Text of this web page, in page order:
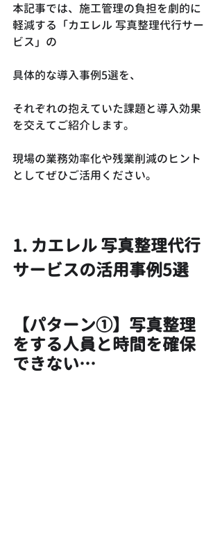
本記事では、施工管理の負担を劇的に
軽減する「カエレル 写真整理代行サー
ビス」の
具体的な導入事例5選を、
それぞれの抱えていた課題と導入効果
を交えてご紹介します。
現場の業務効率化や残業削減のヒント
としてぜひご活用ください。
1. カエレル 写真整理代行
サービスの活用事例5選
【パターン①】写真整理
をする人員と時間を確保
できない…